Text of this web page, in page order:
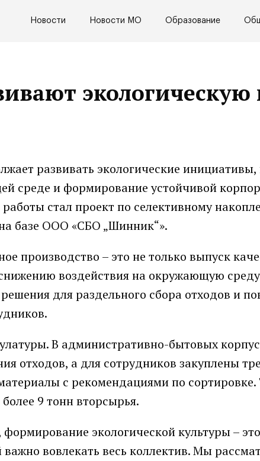
Новости Новости МО Образование
экологическую
развивать экологические
среде и формирование устойчивой
стал проект по селективному
базе ООО «СБО „Шинник“».
производство – это не только выпуск
воздействия на окружающую
для раздельного сбора отходов и
В административно-бытовых
отходов, а для сотрудников закуплены
с рекомендациями по сортировке.
9 тонн вторсырья.
экологической культуры – это
вовлекать весь коллектив. Мы